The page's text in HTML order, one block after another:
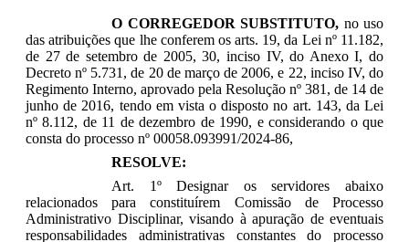
O CORREGEDOR SUBSTITUTO, no uso
das atribuições que lhe conferem os arts. 19, da Lei nº 11.182,
de 27 de setembro de 2005, 30, inciso IV, do Anexo I, do
Decreto nº 5.731, de 20 de março de 2006, e 22, inciso IV, do
Regimento Interno, aprovado pela Resolução nº 381, de 14 de
junho de 2016, tendo em vista o disposto no art. 143, da Lei
nº 8.112, de 11 de dezembro de 1990, e considerando o que
consta do processo nº 00058.093991/2024-86,
RESOLVE:
Art. 1º Designar os servidores abaixo
relacionados para constituírem Comissão de Processo
Administrativo Disciplinar, visando à apuração de eventuais
responsabilidades administrativas constantes do processo